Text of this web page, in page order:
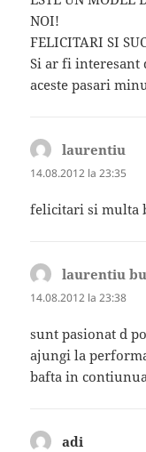
NOI!
FELICITARI SI
Si ar fi interesant
aceste pasari
laurentiu
14.08.2012 la 23:35
felicitari si multa
laurentiu
14.08.2012 la 23:38
sunt pasionat d
ajungi la
bafta in
adi